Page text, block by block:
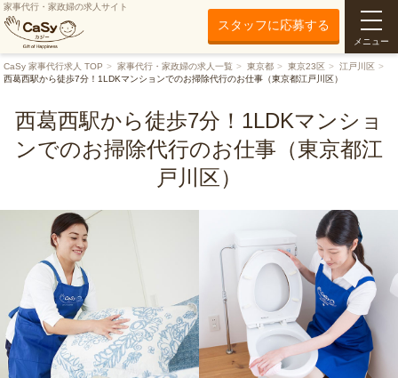
家事代行・家政婦の求人サイト
スタッフに応募する
メニュー
CaSy 家事代行求人 TOP 家事代行・家政婦の求人一覧 東京都 東京23区
江戸川区
西葛西駅から徒歩7分！1LDKマンションでのお掃除代行のお仕事（東京都江戸川区）
西葛西駅から徒歩7分！1LDKマンショ
ンでのお掃除代行のお仕事（東京都江
戸川区）